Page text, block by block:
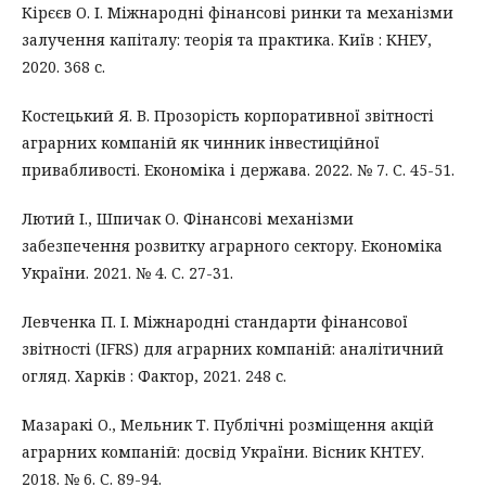
Кірєєв О. І. Міжнародні фінансові ринки та механізми
залучення капіталу: теорія та практика. Київ : КНЕУ,
2020. 368 с.
Костецький Я. В. Прозорість корпоративної звітності
аграрних компаній як чинник інвестиційної
привабливості. Економіка і держава. 2022. № 7. С. 45-51.
Лютий І., Шпичак О. Фінансові механізми
забезпечення розвитку аграрного сектору. Економіка
України. 2021. № 4. С. 27-31.
Левченка П. І. Міжнародні стандарти фінансової
звітності (IFRS) для аграрних компаній: аналітичний
огляд. Харків : Фактор, 2021. 248 с.
Мазаракі О., Мельник Т. Публічні розміщення акцій
аграрних компаній: досвід України. Вісник КНТЕУ.
2018. № 6. С. 89-94.